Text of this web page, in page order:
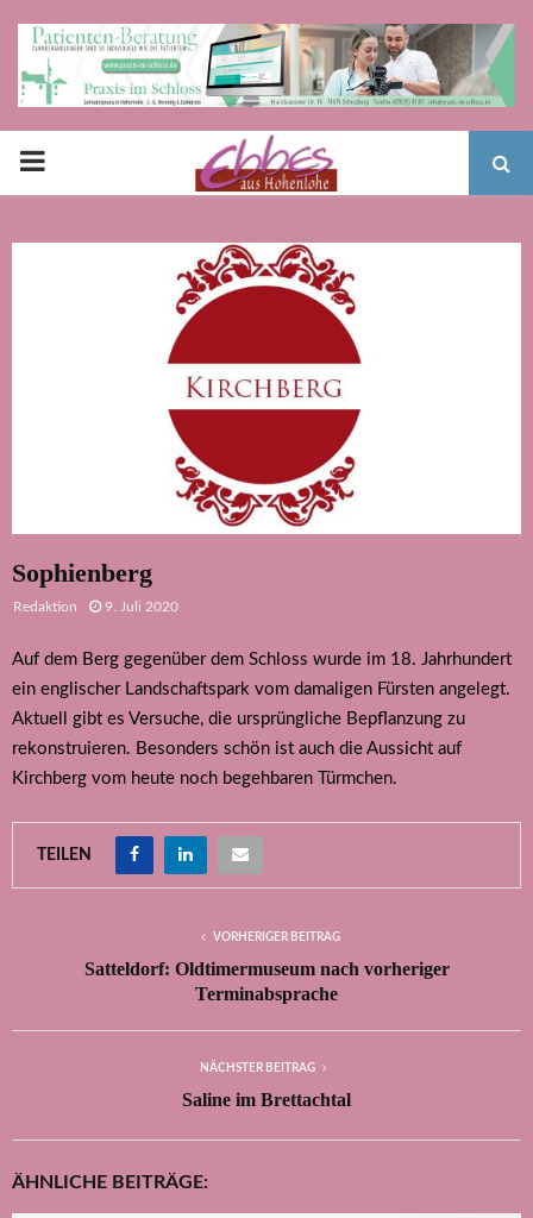
PRIMARY
Sophienberg
Redaktion 9. Juli 2020
Auf dem Berg gegenüber dem Schloss wurde im 18. Jahrhundert
ein englischer Landschaftspark vom damaligen Fürsten angelegt.
Aktuell gibt es Versuche, die ursprüngliche Bepflanzung zu
rekonstruieren. Besonders schön ist auch die Aussicht auf
Kirchberg vom heute noch begehbaren Türmchen.
TEILEN
VORHERIGER BEITRAG
Satteldorf: Oldtimermuseum nach vorheriger
Terminabsprache
NÄCHSTER BEITRAG
Saline im Brettachtal
ÄHNLICHE BEITRÄGE: